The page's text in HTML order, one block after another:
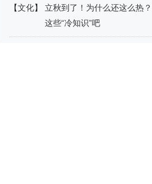
【文化】
立秋到了！为什么还这么热
这些“冷知识”吧